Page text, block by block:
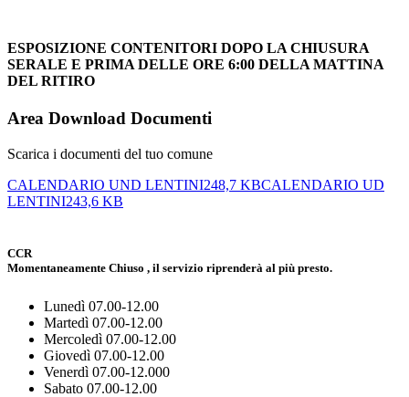
ESPOSIZIONE CONTENITORI DOPO LA CHIUSURA
SERALE E PRIMA DELLE ORE 6:00 DELLA MATTINA
DEL RITIRO
Area Download Documenti
Scarica i documenti del tuo comune
CALENDARIO UND LENTINI248,7 KBCALENDARIO UD
LENTINI243,6 KB
CCR
Momentaneamente Chiuso , il servizio riprenderà al più presto.
Lunedì 07.00-12.00
Martedì 07.00-12.00
Mercoledì 07.00-12.00
Giovedì 07.00-12.00
Venerdì 07.00-12.000
Sabato 07.00-12.00